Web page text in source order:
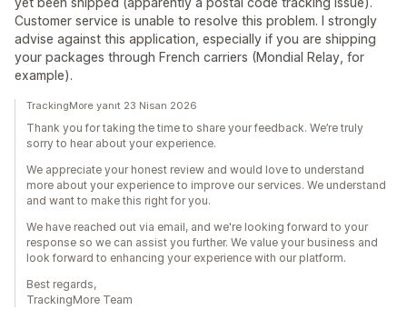
Customer service is unable to resolve this problem. I strongly
advise against this application, especially if you are shipping
your packages through French carriers (Mondial Relay, for
example).
TrackingMore yanıt 23 Nisan 2026
Thank you for taking the time to share your feedback. We’re truly
sorry to hear about your experience.
We appreciate your honest review and would love to understand
more about your experience to improve our services. We understand
and want to make this right for you.
We have reached out via email, and we're looking forward to your
response so we can assist you further. We value your business and
look forward to enhancing your experience with our platform.
Best regards,
TrackingMore Team